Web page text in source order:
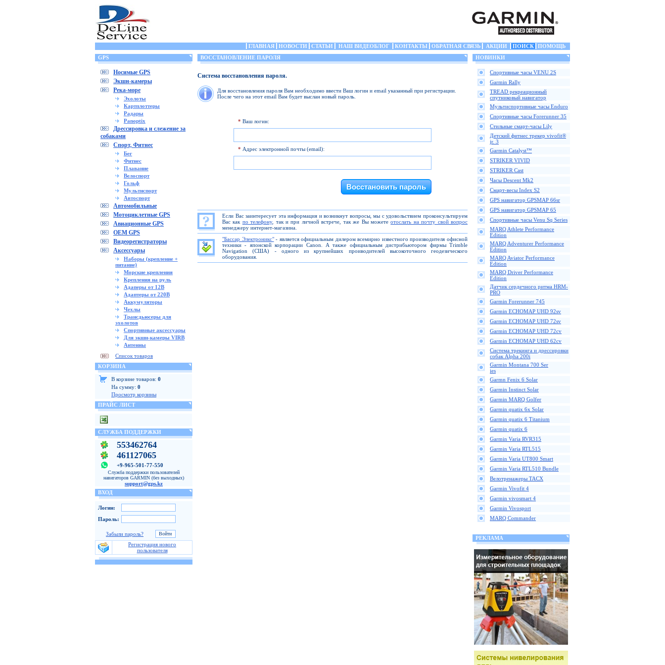
ГЛАВНАЯ НОВОСТИ СТАТЬИ НАШ ВИДЕОБЛОГ КОНТАКТЫ ОБРАТНАЯ СВЯЗЬ АКЦИИ ПОИСК
ПОМОЩЬ
GPS
Носимые GPS
Экшн-камеры
Река-море
Эхолоты
Картплоттеры
Радары
Panoptix
Дрессировка и слежение за
собаками
Спорт, Фитнес
Бег
Фитнес
Плавание
Велоспорт
Гольф
Мультиспорт
Автоспорт
Автомобильные
Мотоциклетные GPS
Авиационные GPS
OEM GPS
Видеорегистраторы
Аксессуары
Наборы (крепление +
питание)
Морские крепления
Крепления на руль
Адаперы от 12В
Адаптеры от 220В
Аккумуляторы
Чехлы
Трансдьюсеры для
эхолотов
Спортивные аксессуары
Для экшн-камеры VIRB
Антенны
Список товаров
КОРЗИНА
В корзине товаров: 0
На сумму: 0
Просмотр корзины
ПРАЙС ЛИСТ
СЛУЖБА ПОДДЕРЖКИ
553462764
461127065
+9-965-501-77-550
Служба поддержки пользователей
навигаторов GARMIN (без выходных)
support@gps.kz
ВХОД
Логин:
Пароль:
Забыли пароль?
Регистрация нового
пользователя
ВОССТАНОВЛЕНИЕ ПАРОЛЯ
Система восстановления пароля.
Для восстановления пароля Вам необходимо ввести Ваш логин и email указанный при регистрации.
После чего на этот email Вам будет выслан новый пароль.
* Ваш логин:
* Адрес электронной почты (email):
Если Вас заинтересует эта информация и возникнут вопросы, мы с удовольствием проконсультируем
Вас как по телефону, так и при личной встрече, так же Вы можетеотослать на почту свой вопрос
менеджеру интернет-магазина.
"Бассар Электроникс"- является официальным дилером всемирно известного производителя офисной
техники - японской корпорации Canon. А также официальным дистрибьютором фирмы Trimble
Navigation (США) - одного из крупнейших проиводителей высокоточного геодезического
оборудования.
НОВИНКИ
Спортивные часы VENU 2S
Garmin Rally
TREAD рекреационный
спутниковый навигатор
Мультиспортивные часы Enduro
Спортивные часы Forerunner 35
Стильные смарт-часы Lily
Детский фитнес трекер vivofit®
jr. 3
Garmin Catalyst™
STRIKER VIVID
STRIKER Cast
Часы Descent Mk2
Смарт-весы Index S2
GPS навигатор GPSMAP 66sr
GPS навигатор GPSMAP 65
Спортивные часы Venu Sq Series
MARQ Athlete Performance
Edition
MARQ Adventurer Performance
Edition
MARQ Aviator Performance
Edition
MARQ Driver Performance
Edition
Датчик сердечного ритма HRM-
PRO
Garmin Forerunner 745
Garmin ECHOMAP UHD 92sv
Garmin ECHOMAP UHD 72sv
Garmin ECHOMAP UHD 72cv
Garmin ECHOMAP UHD 62cv
Cистема трекинга и дрессировки
собак Alpha 200i
Garmin Montana 700 Ser
ies
Garmn Fenix 6 Solar
Garmin Instinct Solar
Garmin MARQ Golfer
Garmin quatix 6x Solar
Garmin quatix 6 Titanium
Garmin quatix 6
Garmin Varia RVR315
Garmin Varia RTL515
Garmin Varia UT800 Smart
Garmin Varia RTL510 Bundle
Велотренажеры TACX
Garmin Vivofit 4
Garmin vivosmart 4
Garmin Vivosport
MARQ Commander
РЕКЛАМА